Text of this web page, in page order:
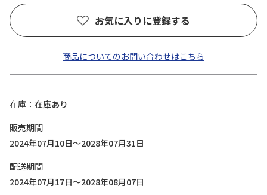
お気に入りに登録する
商品についてのお問い合わせはこちら
在庫
在庫あり
販売期間
2024年07月10日～2028年07月31日
配送期間
2024年07月17日～2028年08月07日